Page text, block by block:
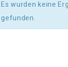
Es wurden keine
gefunden.